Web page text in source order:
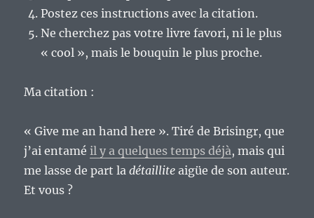
articles
complaisance.
Postez ces instructions avec la citation.
Ne cherchez pas votre livre favori, ni le plus
« cool », mais le bouquin le plus proche.
Ma citation :
« Give me an hand here ». Tiré de Brisingr, que
j’ai entaméil y a quelques temps déjà, mais qui
me lasse de part ladétaillite aigüe de son auteur.
Et vous ?